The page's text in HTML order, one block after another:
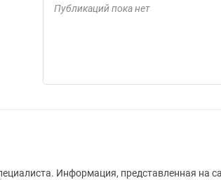
Публикаций пока нет
Информация, представленная на